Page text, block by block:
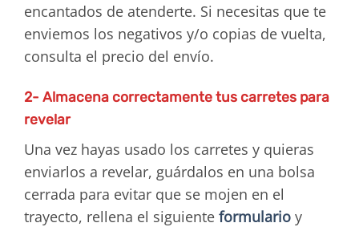
encantados de atenderte. Si necesitas que te
enviemos los negativos y/o copias de vuelta,
consulta el precio del envío.
2- Almacena correctamente tus carretes para
revelar
Una vez hayas usado los carretes y quieras
enviarlos a revelar, guárdalos en una bolsa
cerrada para evitar que se mojen en el
trayecto, rellena el siguiente formulario y